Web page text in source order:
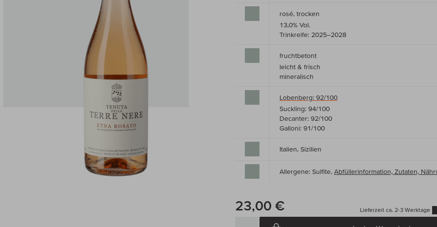
rosé, trocken
13,0% Vol.
Trinkreife: 2025–2028
fruchtbetont
leicht & frisch
mineralisch
Lobenberg: 92/100
Suckling: 94/100
Decanter: 92/100
Galloni: 91/100
Italien, Sizilien
Allergene: Sulfite, Abfüllerinformation, Zutaten,
23,00 € Lieferzeit ca. 2-3 Werktage